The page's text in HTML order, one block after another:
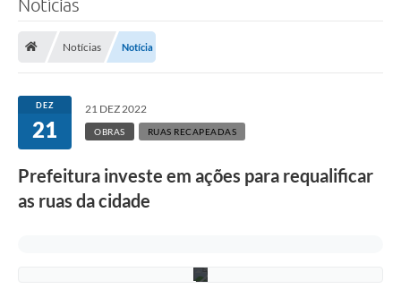
Notícias
Notícias Notícia
DEZ
21
21 DEZ 2022
OBRAS RUAS RECAPEADAS
Prefeitura investe em ações para requalificar
as ruas da cidade
o
m
o